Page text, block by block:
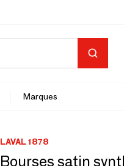
Marques
LAVAL 1878
Bourses satin